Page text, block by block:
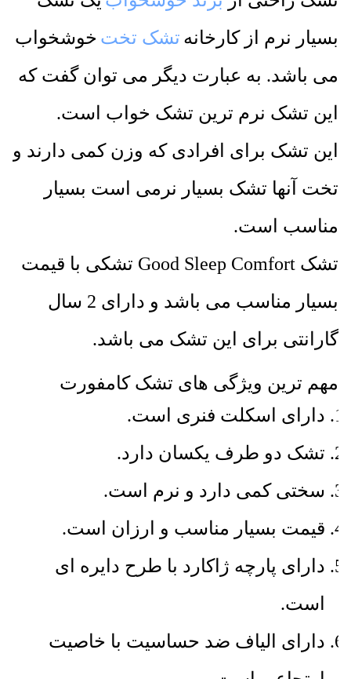
بسیار نرم از کارخانه تشک تخت خوشخواب
می باشد. به عبارت دیگر می توان گفت که
این تشک نرم ترین تشک خواب است.
این تشک برای افرادی که وزن کمی دارند و
تخت آنها تشک بسیار نرمی است بسیار
مناسب است.
تشک Good Sleep Comfort تشکی با قیمت
بسیار مناسب می باشد و دارای 2 سال
گارانتی برای این تشک می باشد.
مهم ترین ویژگی های تشک کامفورت
دارای اسکلت فنری است.
تشک دو طرف یکسان دارد.
سختی کمی دارد و نرم است.
قیمت بسیار مناسب و ارزان است.
دارای پارچه ژاکارد با طرح دایره ای
است.
دارای الیاف ضد حساسیت با خاصیت